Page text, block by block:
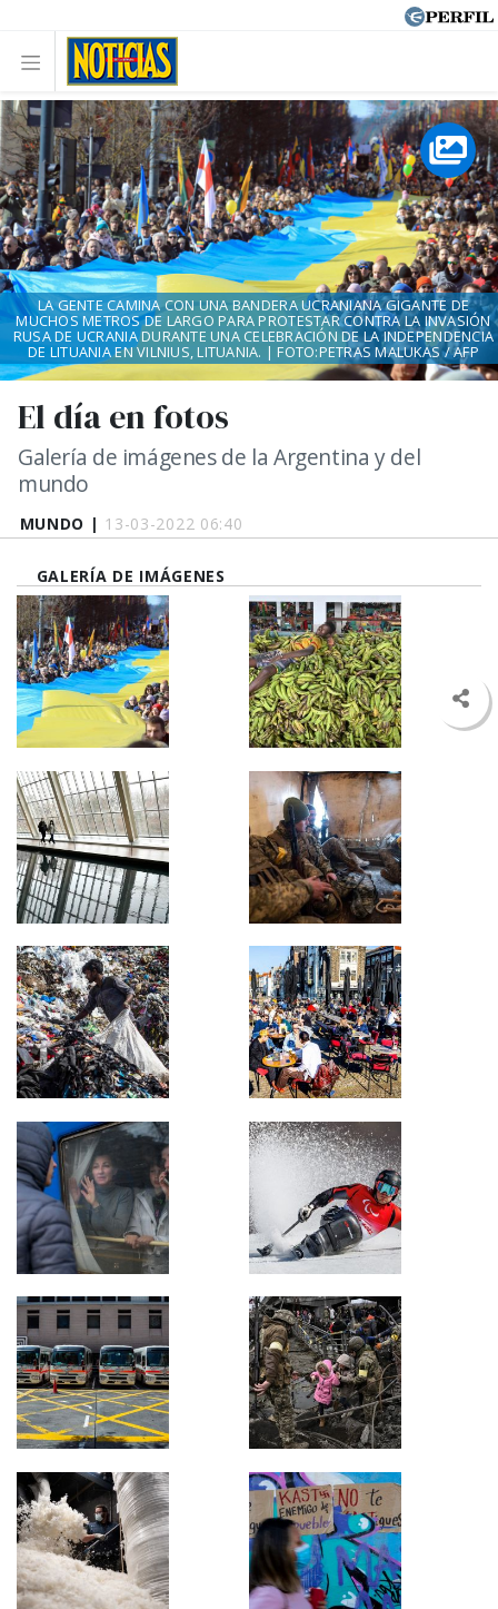
MUNDO | 13-03-2022 06:40
El día en fotos
Galería de imágenes de la Argentina y del
mundo
LA GENTE CAMINA CON UNA BANDERA UCRANIANA GIGANTE DE
MUCHOS METROS DE LARGO PARA PROTESTAR CONTRA LA INVASIÓN
RUSA DE UCRANIA DURANTE UNA CELEBRACIÓN DE LA INDEPENDENCIA
DE LITUANIA EN VILNIUS, LITUANIA. | FOTO:PETRAS MALUKAS / AFP
GALERÍA DE IMÁGENES